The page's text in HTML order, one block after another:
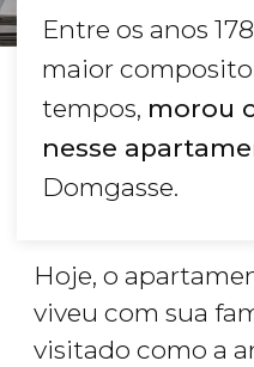
Entre os anos
maior
tempos, morou
nesse
Domgasse.
Hoje, o
viveu com sua
visitado como a